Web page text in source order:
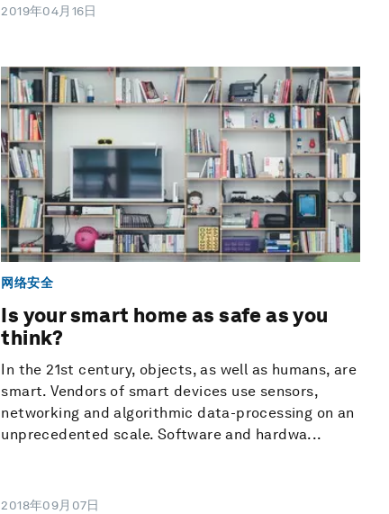
2019年04月16日
网络安全
Is your smart home as safe as you
think?
In the 21st century, objects, as well as humans, are
smart. Vendors of smart devices use sensors,
networking and algorithmic data-processing on an
unprecedented scale. Software and hardwa...
2018年09月07日